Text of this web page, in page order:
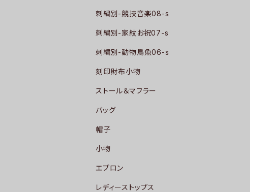
刺繍別-競技音楽08-s
刺繍別-家紋お祝07-s
刺繍別-動物鳥魚06-s
刻印財布小物
ストール＆マフラー
バッグ
帽子
小物
エプロン
レディーストップス